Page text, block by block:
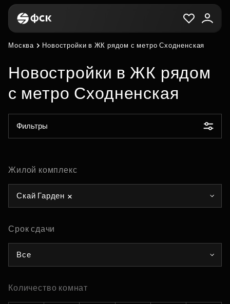
Москва Новостройки в ЖК рядом с метро Сходненская
Новостройки в ЖК рядом
с метро Сходненская
Фильтры
Жилой комплекс
Скай Гарден
Срок сдачи
Все
Количество комнат